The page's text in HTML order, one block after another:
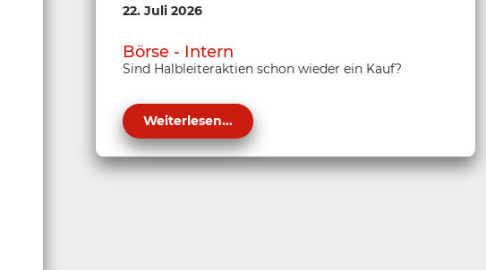
22. Juli 2026
Börse - Intern
Sind Halbleiteraktien schon wieder ein Kauf?
Weiterlesen...